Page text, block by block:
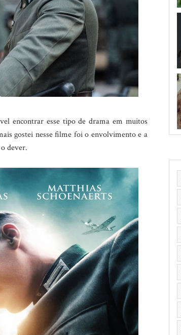
encontrar esse tipo de drama em muitos
gostei nesse filme foi o envolvimento e a
dever.